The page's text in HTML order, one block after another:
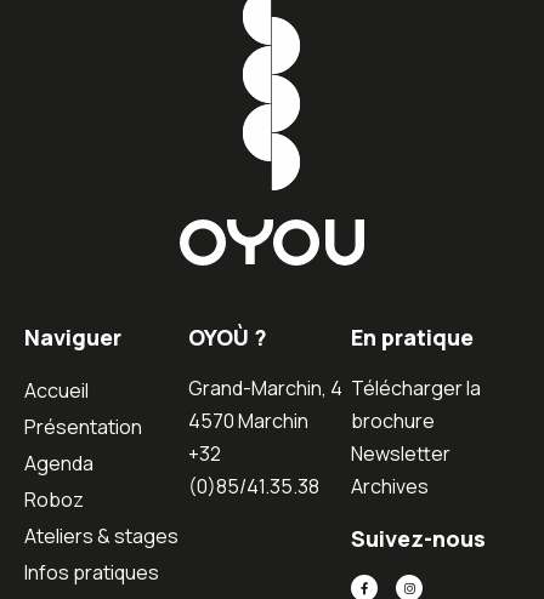
Naviguer
Accueil
Présentation
Agenda
Roboz
Ateliers & stages
Infos pratiques
OYOÙ ?
Grand-Marchin, 4
4570 Marchin
+32
(0)85/41.35.38
En pratique
Télécharger la
brochure
Newsletter
Archives
Suivez-nous